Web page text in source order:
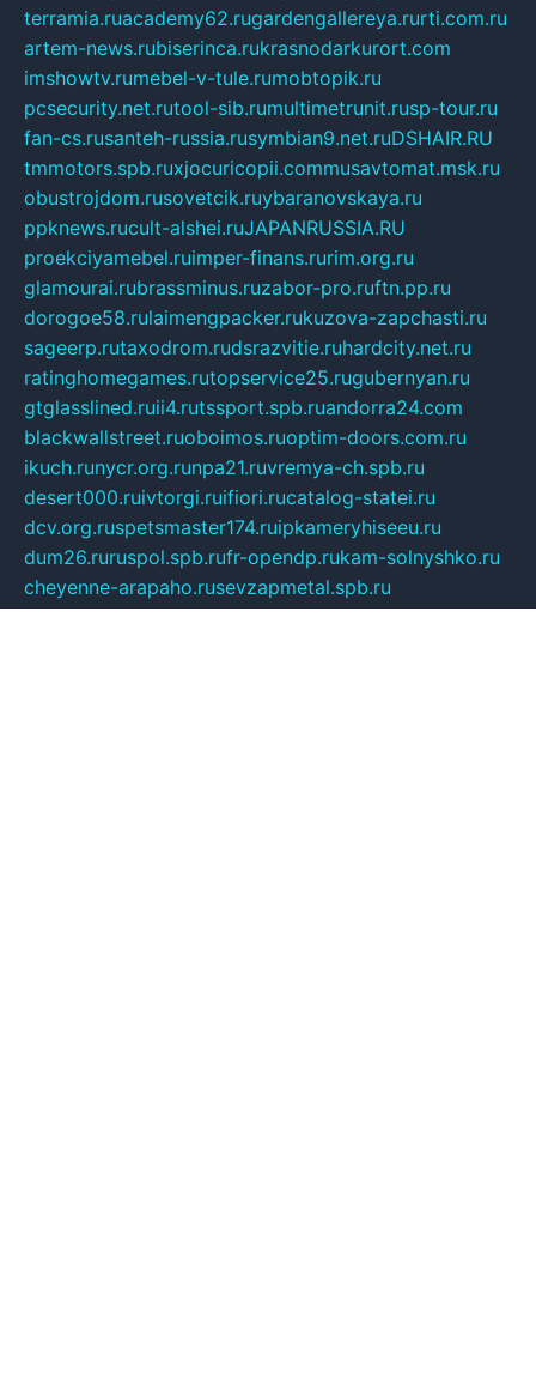
terramia.ruacademy62.rugardengallereya.rurti.com.ru
artem-news.rubiserinca.rukrasnodarkurort.com
imshowtv.rumebel-v-tule.rumobtopik.ru
pcsecurity.net.rutool-sib.rumultimetrunit.rusp-tour.ru
fan-cs.rusanteh-russia.rusymbian9.net.ruDSHAIR.RU
tmmotors.spb.ruxjocuricopii.commusavtomat.msk.ru
obustrojdom.rusovetcik.ruybaranovskaya.ru
ppknews.rucult-alshei.ruJAPANRUSSIA.RU
proekciyamebel.ruimper-finans.rurim.org.ru
glamourai.rubrassminus.ruzabor-pro.ruftn.pp.ru
dorogoe58.rulaimengpacker.rukuzova-zapchasti.ru
sageerp.rutaxodrom.rudsrazvitie.ruhardcity.net.ru
ratinghomegames.rutopservice25.rugubernyan.ru
gtglasslined.ruii4.rutssport.spb.ruandorra24.com
blackwallstreet.ruoboimos.ruoptim-doors.com.ru
ikuch.runycr.org.runpa21.ruvremya-ch.spb.ru
desert000.ruivtorgi.ruifiori.rucatalog-statei.ru
dcv.org.ruspetsmaster174.ruipkameryhiseeu.ru
dum26.ruruspol.spb.rufr-opendp.rukam-solnyshko.ru
cheyenne-arapaho.rusevzapmetal.spb.ru